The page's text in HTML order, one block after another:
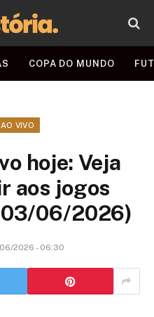
COPA DO MUNDO
VIVO
hoje: Veja
aos jogos
06/2026)
2026 - 06:30